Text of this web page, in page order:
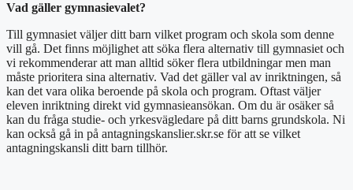
Vad gäller gymnasievalet?
Till gymnasiet väljer ditt barn vilket program och skola som denne
vill gå. Det finns möjlighet att söka flera alternativ till gymnasiet och
vi rekommenderar att man alltid söker flera utbildningar men man
måste prioritera sina alternativ. Vad det gäller val av inriktningen, så
kan det vara olika beroende på skola och program. Oftast väljer
eleven inriktning direkt vid gymnasieansökan. Om du är osäker så
kan du fråga studie- och yrkesvägledare på ditt barns grundskola. Ni
kan också gå in på antagningskanslier.skr.se för att se vilket
antagningskansli ditt barn tillhör.